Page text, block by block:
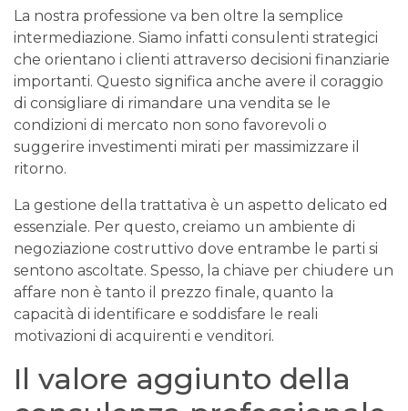
La nostra professione va ben oltre la semplice
intermediazione. Siamo infatti consulenti strategici
che orientano i clienti attraverso decisioni finanziarie
importanti. Questo significa anche avere il coraggio
di consigliare di rimandare una vendita se le
condizioni di mercato non sono favorevoli o
suggerire investimenti mirati per massimizzare il
ritorno.
La gestione della trattativa è un aspetto delicato ed
essenziale. Per questo, creiamo un ambiente di
negoziazione costruttivo dove entrambe le parti si
sentono ascoltate. Spesso, la chiave per chiudere un
affare non è tanto il prezzo finale, quanto la
capacità di identificare e soddisfare le reali
motivazioni di acquirenti e venditori.
Il valore aggiunto della